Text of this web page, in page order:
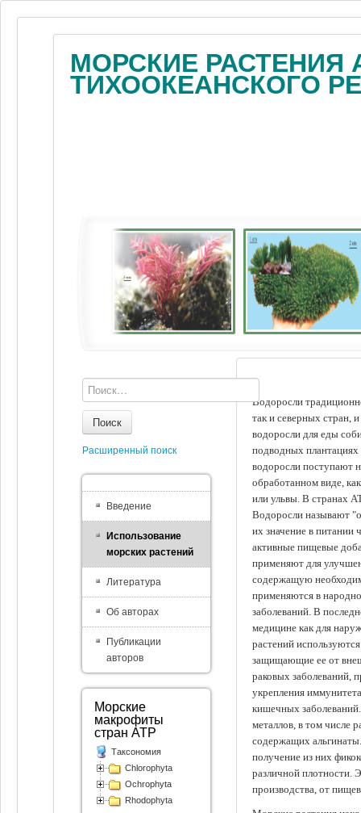
МОРСКИЕ РАСТЕНИЯ
ТИХООКЕАНСКОГО
Водоросли
так и северных стран,
водоросли для еды
подводных
водоросли поступают
обработанном виде,
или ульвы. В странах
Водоросли называют
их значение в питании
активные пищевые
применяют для
содержащую
применяются в
заболеваний. В
медицине как для
растений
защищающие ее от
раковых заболеваний,
укрепления
кишечных
металлов, в том числе
содержащих
получение из них
различной плотности.
производства, от
Поиск
Расширенный поиск
Введение
Использование
морских растений
Литература
Об авторах
Публикации
авторов
Морские
макрофиты
стран АТР
Таксономия
Chlorophyta
Ochrophyta
Rhodophyta